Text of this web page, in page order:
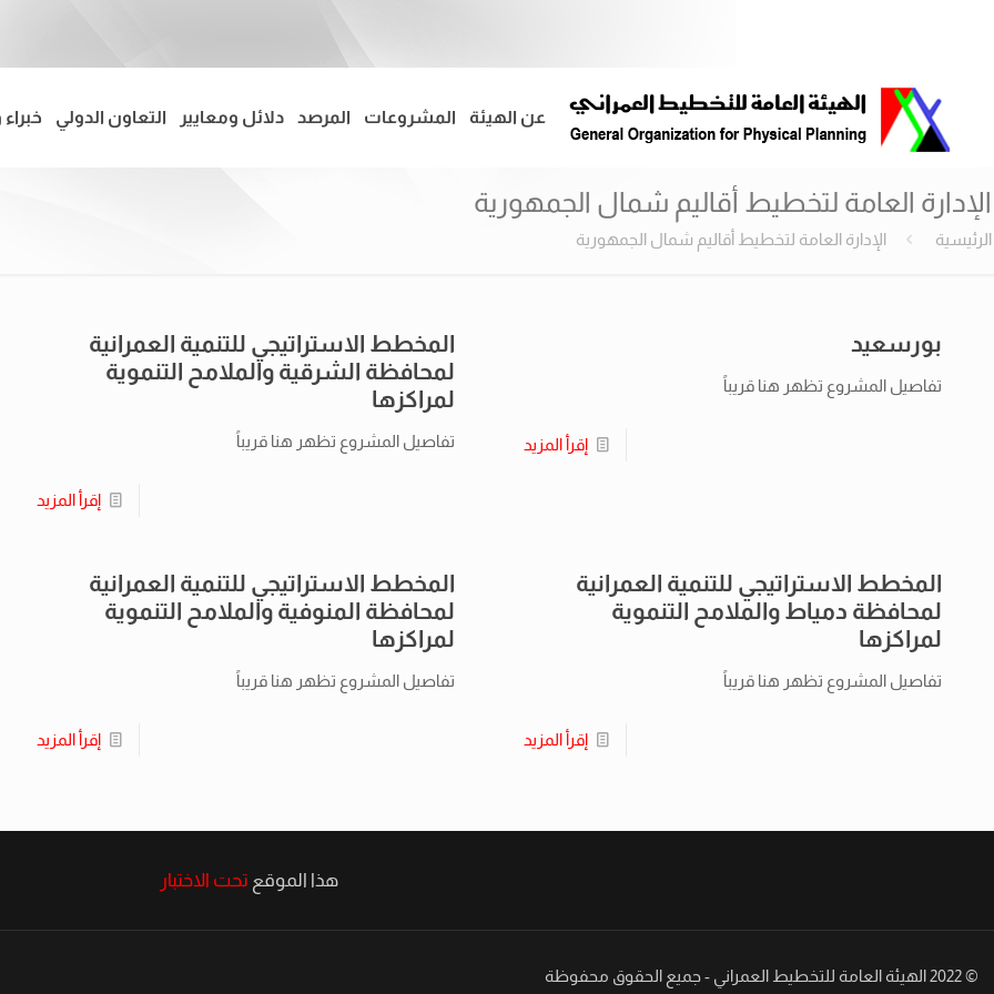
عن الهيئة المشروعات المرصد دلائل ومعايير التعاون الدولي
الإدارة العامة لتخطيط أقاليم شمال الجمهورية
الرئيسية الإدارة العامة لتخطيط أقاليم شمال الجمهورية
بورسعيد
تفاصيل المشروع تظهر هنا قريباً
إقرأ المزيد
المخطط الاستراتيجي للتنمية العمرانية
لمحافظة الشرقية والملامح التنموية
لمراكزها
تفاصيل المشروع تظهر هنا قريباً
إقرأ المزيد
المخطط الاستراتيجي للتنمية العمرانية
لمحافظة دمياط والملامح التنموية
لمراكزها
تفاصيل المشروع تظهر هنا قريباً
إقرأ المزيد
المخطط الاستراتيجي للتنمية العمرانية
لمحافظة المنوفية والملامح التنموية
لمراكزها
تفاصيل المشروع تظهر هنا قريباً
إقرأ المزيد
هذا الموقع تحت الاختبار
© 2022 الهيئة العامة للتخطيط العمراني - جميع الحقوق محفوظة